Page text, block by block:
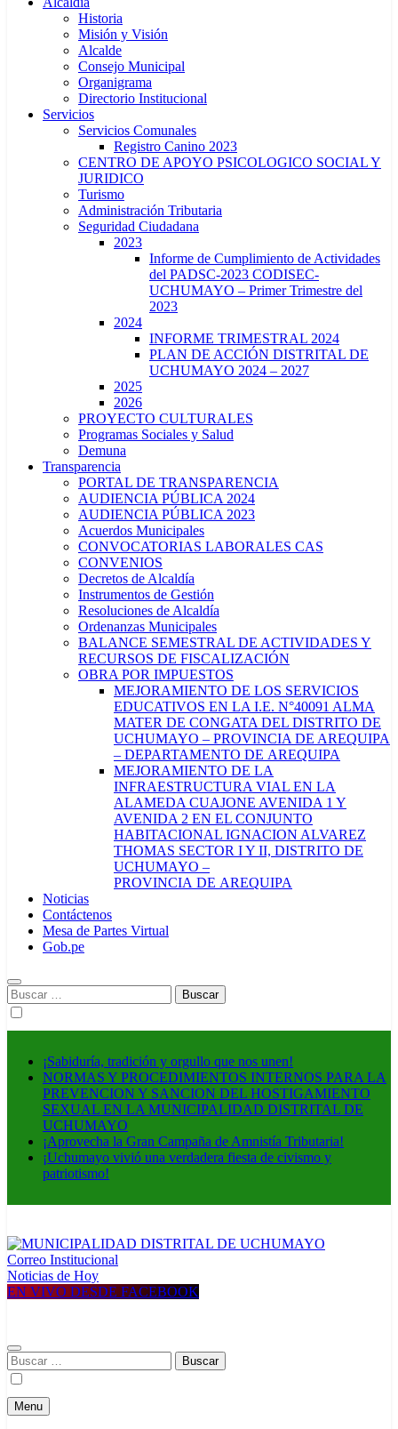
Historia
Misión y Visión
Alcalde
Consejo Municipal
Organigrama
Directorio Institucional
Servicios
Servicios Comunales
Registro Canino 2023
CENTRO DE APOYO PSICOLOGICO SOCIAL Y
JURIDICO
Turismo
Administración Tributaria
Seguridad Ciudadana
2023
Informe de Cumplimiento de Actividades
del PADSC-2023 CODISEC-
UCHUMAYO – Primer Trimestre del
2023
2024
INFORME TRIMESTRAL 2024
PLAN DE ACCIÓN DISTRITAL DE
UCHUMAYO 2024 – 2027
2025
2026
PROYECTO CULTURALES
Programas Sociales y Salud
Demuna
Transparencia
PORTAL DE TRANSPARENCIA
AUDIENCIA PÚBLICA 2024
AUDIENCIA PÚBLICA 2023
Acuerdos Municipales
CONVOCATORIAS LABORALES CAS
CONVENIOS
Decretos de Alcaldía
Instrumentos de Gestión
Resoluciones de Alcaldía
Ordenanzas Municipales
BALANCE SEMESTRAL DE ACTIVIDADES Y
RECURSOS DE FISCALIZACIÓN
OBRA POR IMPUESTOS
MEJORAMIENTO DE LOS SERVICIOS
EDUCATIVOS EN LA I.E. N°40091 ALMA
MATER DE CONGATA DEL DISTRITO DE
UCHUMAYO – PROVINCIA DE AREQUIPA
– DEPARTAMENTO DE AREQUIPA
MEJORAMIENTO DE LA
INFRAESTRUCTURA VIAL EN LA
ALAMEDA CUAJONE AVENIDA 1 Y
AVENIDA 2 EN EL CONJUNTO
HABITACIONAL IGNACION ALVAREZ
THOMAS SECTOR I Y II, DISTRITO DE
UCHUMAYO –
PROVINCIA DE AREQUIPA
Noticias
Contáctenos
Mesa de Partes Virtual
Gob.pe
Buscar:
¡Sabiduría, tradición y orgullo que nos unen!
NORMAS Y PROCEDIMIENTOS INTERNOS PARA LA
PREVENCION Y SANCION DEL HOSTIGAMIENTO
SEXUAL EN LA MUNICIPALIDAD DISTRITAL DE
UCHUMAYO
¡Aprovecha la Gran Campaña de Amnistía Tributaria!
¡Uchumayo vivió una verdadera fiesta de civismo y
patriotismo!
MUNICIPALIDAD DISTRITAL DE UCHUMAYO
Construyendo una nueva Historia
Correo Institucional
Noticias de Hoy
EN VIVO DESDE FACEBOOK
Buscar:
Menu